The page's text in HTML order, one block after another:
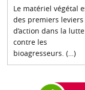
Le matériel végétal
des premiers leviers
d’action dans la lutte
contre les
bioagresseurs. (…)